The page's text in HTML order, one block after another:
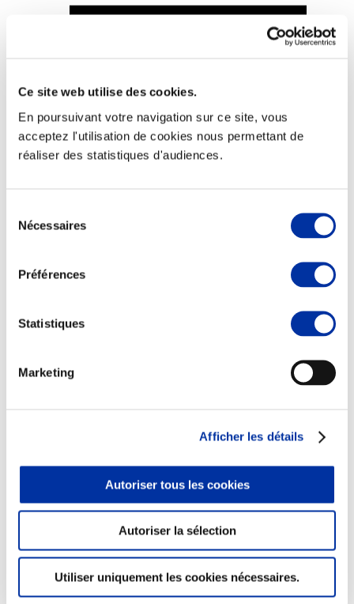
Ce site web utilise des cookies.
En poursuivant votre navigation sur ce site, vous
acceptez l'utilisation de cookies nous permettant de
réaliser des statistiques d'audiences.
Nécessaires
Préférences
Statistiques
Marketing
Afficher les détails
Autoriser tous les cookies
Autoriser la sélection
Utiliser uniquement les cookies nécessaires.
Viande et climat
Valorisation de l’herbe
Autonomie des élevages
Qualité air, eau, sols
Economie de ressources
Abattoir
Partenaire Climat